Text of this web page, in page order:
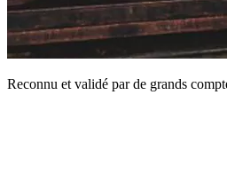
Reconnu et validé par de grands